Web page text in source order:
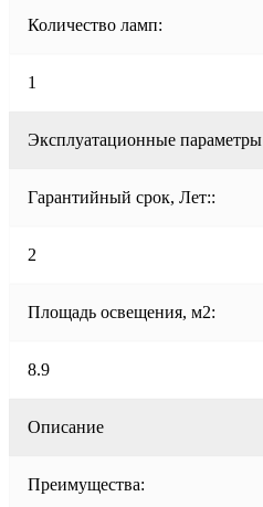
Количество ламп:
1
Эксплуатационные параметры
Гарантийный срок, Лет::
2
Площадь освещения, м2:
8.9
Описание
Преимущества: